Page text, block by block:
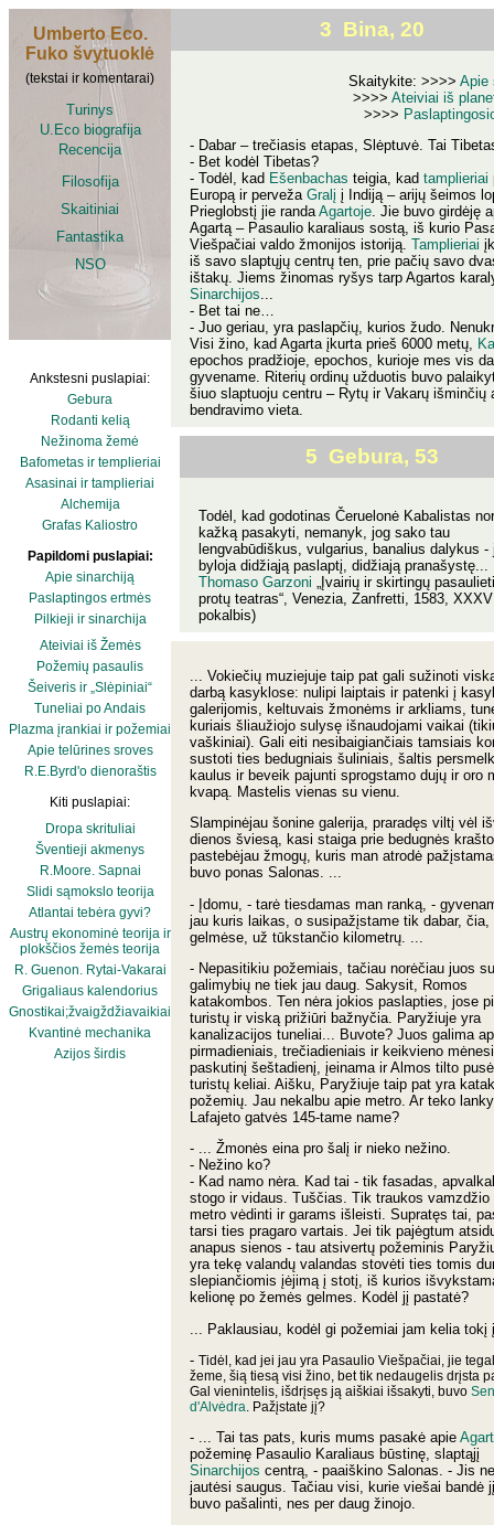
Umberto Eco.
Fuko švytuoklė
(tekstai ir komentarai)
Turinys
U.Eco biografija
Recencija
Filosofija
Skaitiniai
Fantastika
NSO
Ankstesni puslapiai:
Gebura
Rodanti kelią
Nežinoma žemė
Bafometas ir templieriai
Asasinai ir tamplieriai
Alchemija
Grafas Kaliostro
Papildomi puslapiai:
Apie sinarchiją
Paslaptingos ertmės
Pilkieji ir sinarchija
Ateiviai iš Žemės
Požemių pasaulis
Šeiveris ir „Slėpiniai“
Tuneliai po Andais
Plazma įrankiai ir požemiai
Apie telūrines sroves
R.E.Byrd'o dienoraštis
Kiti puslapiai:
Dropa skrituliai
Šventieji akmenys
R.Moore. Sapnai
Slidi sąmokslo teorija
Atlantai tebėra gyvi?
Austrų ekonominė teorija ir
plokščios žemės teorija
R. Guenon. Rytai-Vakarai
Grigaliaus kalendorius
Gnostikai;žvaigždžiavaikiai
Kvantinė mechanika
Azijos širdis
3 Bina, 20
Skaitykite: >>>> Apie
>>>> Ateiviai iš
>>>>
- Dabar – trečiasis etapas, Slėptuvė. Tai
- Bet kodėl Tibetas?
- Todėl, kad Ešenbachas teigia, kad tamplieriai
Europą ir perveža Gralį į Indiją – arijų šeimos
Prieglobstį jie randaAgartoje. Jie buvo girdėję
Agartą – Pasaulio karaliaus sostą, iš kurio
Viešpačiai valdo žmonijos istoriją. Tamplieriai
iš savo slaptųjų centrų ten, prie pačių savo
ištakų. Jiems žinomas ryšys tarp Agartos
Sinarchijos...
- Bet tai ne…
- Juo geriau, yra paslapčių, kurios žudo.
Visi žino, kad Agarta įkurta prieš 6000 metų,
epochos pradžioje, epochos, kurioje mes vis
gyvename. Riterių ordinų užduotis buvo
šiuo slaptuoju centru – Rytų ir Vakarų išminčių
bendravimo vieta.
5 Gebura, 53
Todėl, kad godotinas Čeruelonė Kabalistas
kažką pasakyti, nemanyk, jog sako tau
lengvabūdiškus, vulgarius, banalius dalykus -
byloja didžiąją paslaptį, didžiają pranašystę...
Thomaso Garzoni „Įvairių ir skirtingų
protų teatras“, Venezia, Zanfretti, 1583,
pokalbis)
... Vokiečių muziejuje taip pat gali sužinoti
darbą kasyklose: nulipi laiptais ir patenki į
galerijomis, keltuvais žmonėms ir arkliams,
kuriais šliaužiojo sulysę išnaudojami vaikai
vaškiniai). Gali eiti nesibaigiančiais tamsiais
sustoti ties bedugniais šuliniais, šaltis
kaulus ir beveik pajunti sprogstamo dujų ir oro
kvapą. Mastelis vienas su vienu.
Slampinėjau šonine galerija, praradęs viltį vėl
dienos šviesą, kasi staiga prie bedugnės krašto
pastebėjau žmogų, kuris man atrodė
buvo ponas Salonas. ...
- Įdomu, - tarė tiesdamas man ranką, -
jau kuris laikas, o susipažįstame tik dabar, čia,
gelmėse, už tūkstančio kilometrų. ...
- Nepasitikiu požemiais, tačiau norėčiau juos
galimybių ne tiek jau daug. Sakysit, Romos
katakombos. Ten nėra jokios paslapties, jose
turistų ir viską prižiūri bažnyčia. Paryžiuje yra
kanalizacijos tuneliai... Buvote? Juos galima
pirmadieniais, trečiadieniais ir keikvieno
paskutinį šeštadienį, įeinama ir Almos tilto
turistų keliai. Aišku, Paryžiuje taip pat yra
požemių. Jau nekalbu apie metro. Ar teko
Lafajeto gatvės 145-tame name?
- ... Žmonės eina pro šalį ir nieko nežino.
- Nežino ko?
- Kad namo nėra. Kad tai - tik fasadas,
stogo ir vidaus. Tuščias. Tik traukos vamzdžio
metro vėdinti ir garams išleisti. Supratęs tai,
tarsi ties pragaro vartais. Jei tik pajėgtum
anapus sienos - tau atsivertų požeminis
yra tekę valandų valandas stovėti ties tomis
slepiančiomis įėjimą į stotį, iš kurios
kelionę po žemės gelmes. Kodėl jį pastatė?
... Paklausiau, kodėl gi požemiai jam kelia tokį
- Tidėl, kad jei jau yra Pasaulio Viešpačiai, jie
žeme, šią tiesą visi žino, bet tik nedaugelis drįsta
Gal vienintelis, išdrįsęs ją aiškiai išsakyti, buvo
d'Alvėdra. Pažįstate jį?
- ... Tai tas pats, kuris mums pasakė apie
požeminę Pasaulio Karaliaus būstinę, slaptąjį
Sinarchijos centrą, - paaiškino Salonas. - Jis
jautėsi saugus. Tačiau visi, kurie viešai bandė
buvo pašalinti, nes per daug žinojo.